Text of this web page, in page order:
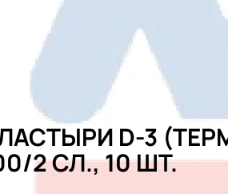
D-3
2 СЛ., 10 ШТ.